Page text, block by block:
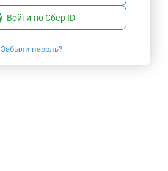
Войти по Сбер ID
Забыли пароль?